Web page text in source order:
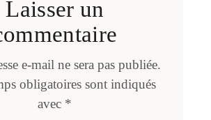
Laisser un
e-mail ne sera pas publiée.
obligatoires sont indiqués
avec *